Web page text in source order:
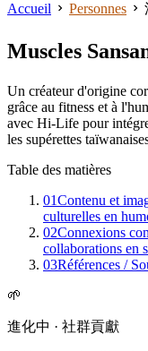
Accueil Personnes
Muscles
Un créateur d'origine
grâce au fitness et à
avec Hi-Life pour
les supérettes
Table des matières
01Contenu et
culturelles en
02Connexions
collaborations en
03Références /
🌱
進化中 · 社群貢獻